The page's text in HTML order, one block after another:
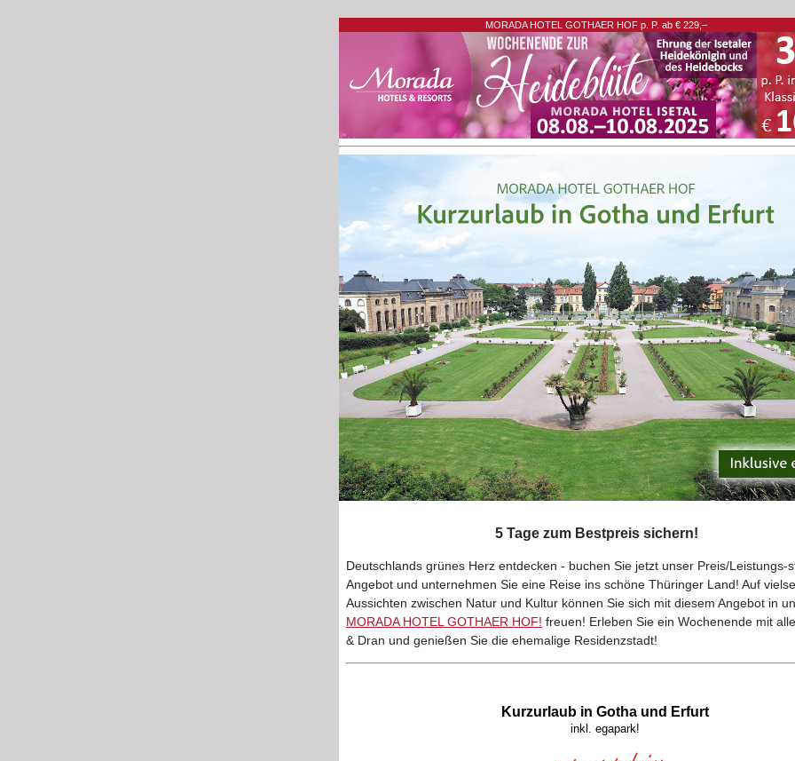
MORADA HOTEL GOTHAER HOF p. P. ab € 229,–
5 Tage zum Bestpreis sichern!
Deutschlands grünes Herz entdecken - buchen Sie jetzt unser Preis/Leistungs-
Angebot und unternehmen Sie eine Reise ins schöne Thüringer Land! Auf
Aussichten zwischen Natur und Kultur können Sie sich mit diesem Angebot in
MORADA HOTEL GOTHAER HOF! freuen! Erleben Sie ein Wochenende mit
& Dran und genießen Sie die ehemalige Residenzstadt!
Kurzurlaub in Gotha und Erfurt
inkl. egapark!